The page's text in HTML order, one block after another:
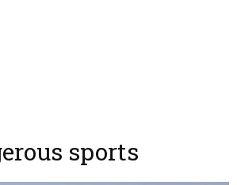
sports